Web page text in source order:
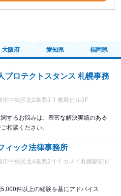
大阪府 愛知県 福岡県
プロテクトスタンス 札幌事務
市中央区北2条西3-1 敷島ビル3F
するお悩みは、豊富な解決実績のある
相談ください。
ィック法律事務所
市中央区北4条西2-1-1 カメイ札幌駅前ビ
件以上の経験を基にアドバイス